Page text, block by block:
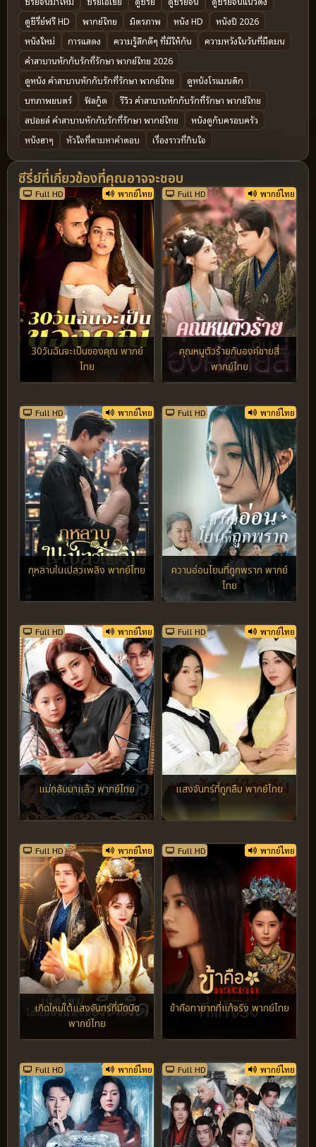
ดูซีรี่ย์ฟรี HD
พากย์ไทย มิตรภาพ หนัง HD
หนังปี 2026
หนังใหม่
การแสดง ความรู้สึกดีๆ ที่มีให้กัน
ความหวังในวันที่มืดมน
คำสาบานหักกับรักที่รักษา พากย์ไทย 2026
ดูหนัง คำสาบานหักกับรักที่รักษา พากย์ไทย
ดูหนังโรแมนติก
บทภาพยนตร์
ฟีลกู้ด
รีวิว คำสาบานหักกับรักที่รักษา พากย์ไทย
สปอยล์ คำสาบานหักกับรักที่รักษา พากย์ไทย
หนังดูกับครอบครัว
หนังฮาๆ
หัวใจที่ตามหาคำตอบ เรื่องราวที่กินใจ
ซีรี่ย์ที่เกี่ยวข้องที่คุณอาจจะชอบ
Full HD พากย์ไทย
30วันฉันจะเป็นของคุณ พากย์
ไทย
Full HD พากย์ไทย
คุณหนูตัวร้ายกับองค์ชายสี่
พากย์ไทย
Full HD พากย์ไทย
กุหลาบในเปลวเพลิง พากย์ไทย
Full HD พากย์ไทย
ความอ่อนโยนที่ถูกพราก พากย์
ไทย
Full HD พากย์ไทย
แม่กลับมาแล้ว พากย์ไทย
Full HD พากย์ไทย
แสงจันทร์ที่ถูกลืม พากย์ไทย
Full HD พากย์ไทย
เกิดใหม่ใต้แสงจันทร์ที่มืดมิด
พากย์ไทย
Full HD พากย์ไทย
ข้าคือทายาทที่แท้จริง พากย์ไทย
Full HD พากย์ไทย Full HD พากย์ไทย